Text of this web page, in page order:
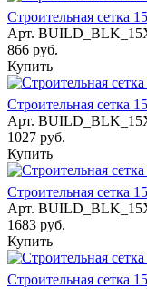
Строительная сетка
Арт.
866 руб.
Купить
Строительная сетка
Арт.
1027 руб.
Купить
Строительная сетка
Арт.
1683 руб.
Купить
Строительная сетка